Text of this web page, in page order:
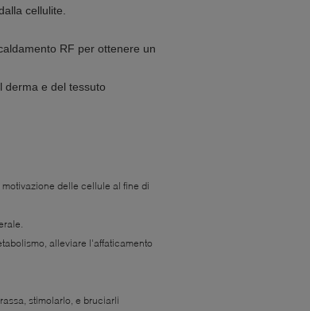
cellulite.
RF per ottenere un
derma e del tessuto
delle cellule al fine di
alleviare l'affaticamento
stimolarlo, e bruciarli